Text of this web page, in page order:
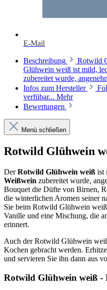
E-Mail
Beschreibung
Rotwild
Glühwein weiß ist mild,
zubereitet wurde,
Infos zum Hersteller
verfübar... Mehr
Bewertungen
Menü schließen
Rotwild Glühwein
DerRotwild Glühwein weiß ist
Weißwein zubereitet wurde,
Bouquet die Düfte von Birnen,
die winterlichen Aromen seiner
Sie beim Rotwild Glühwein
Vanille und eine Mischung, die
erinnert.
Auch der Rotwild Glühwein
Kochen gebracht werden.
und servieren Sie ihn dann aus
Rotwild Glühwein weiß -